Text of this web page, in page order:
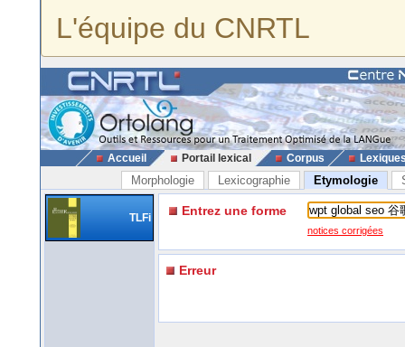
L'équipe du CNRTL
Accueil Portail lexical Corpus
Morphologie Lexicographie Etymologie
TLFi Entrez une forme
notices corrigées
Erreur